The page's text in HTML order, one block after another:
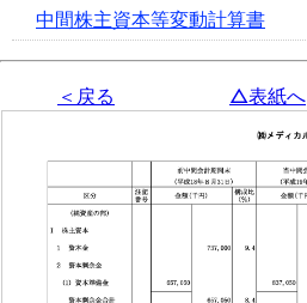
中間株主資本等変動計算書
＜戻る △表紙へ